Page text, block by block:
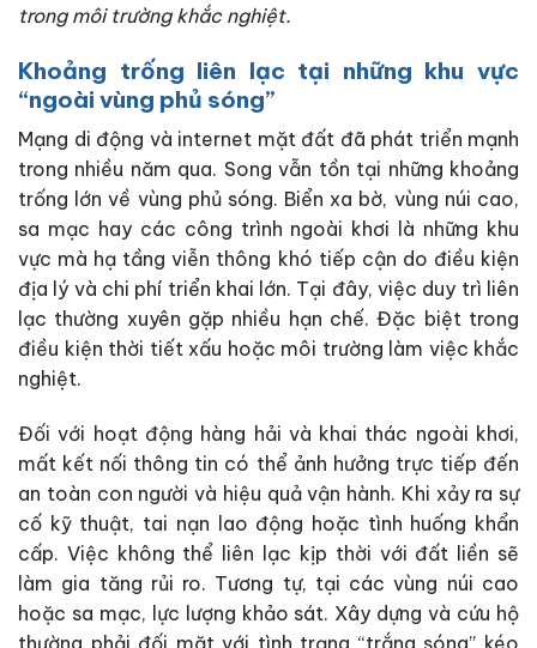
trong môi trường khắc nghiệt.
Khoảng trống liên lạc tại những khu vực
“ngoài vùng phủ sóng”
Mạng di động và internet mặt đất đã phát triển mạnh
trong nhiều năm qua. Song vẫn tồn tại những khoảng
trống lớn về vùng phủ sóng. Biển xa bờ, vùng núi cao,
sa mạc hay các công trình ngoài khơi là những khu
vực mà hạ tầng viễn thông khó tiếp cận do điều kiện
địa lý và chi phí triển khai lớn. Tại đây, việc duy trì liên
lạc thường xuyên gặp nhiều hạn chế. Đặc biệt trong
điều kiện thời tiết xấu hoặc môi trường làm việc khắc
nghiệt.
Đối với hoạt động hàng hải và khai thác ngoài khơi,
mất kết nối thông tin có thể ảnh hưởng trực tiếp đến
an toàn con người và hiệu quả vận hành. Khi xảy ra sự
cố kỹ thuật, tai nạn lao động hoặc tình huống khẩn
cấp. Việc không thể liên lạc kịp thời với đất liền sẽ
làm gia tăng rủi ro. Tương tự, tại các vùng núi cao
hoặc sa mạc, lực lượng khảo sát. Xây dựng và cứu hộ